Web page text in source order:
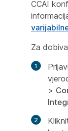
CCAI
Za
>